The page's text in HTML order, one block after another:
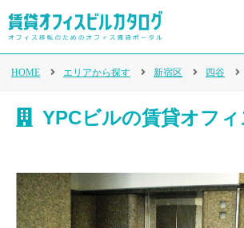
HOME エリアから探す 新宿区 四谷
YPCビルの賃貸オフィ